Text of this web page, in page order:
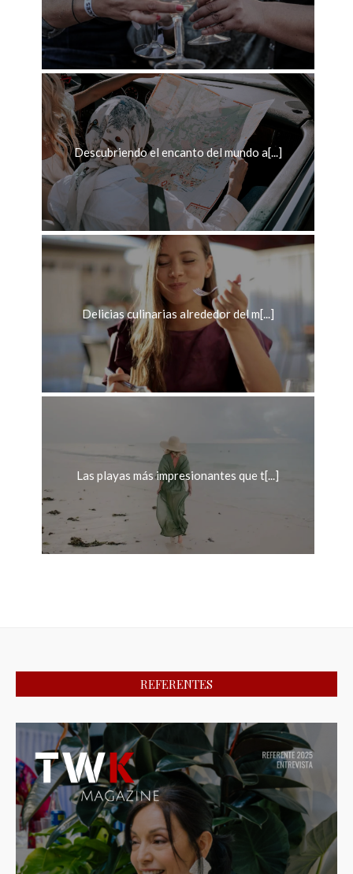
Descubriendo el encanto del mundo a[...]
Delicias culinarias alrededor del m[...]
Las playas más impresionantes que t[...]
REFERENTES